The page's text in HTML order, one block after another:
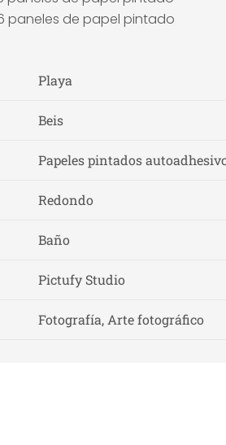
paneles de papel pintado
Playa
Beis
Papeles pintados
Redondo
Baño
Pictufy Studio
Fotografía, Arte fotográfico